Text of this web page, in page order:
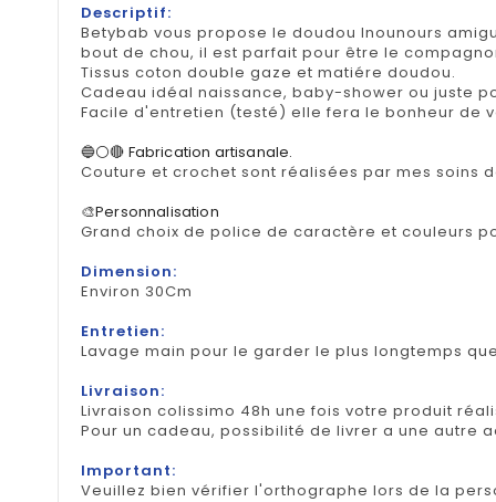
Descriptif:
Betybab vous propose le doudou lnounours
bout de chou, il est parfait pour être le
Tissus coton double gaze et matiére doudou.
Cadeau idéal naissance, baby-shower ou juste
Facile d'entretien (testé) elle fera le bonheur de
🔵⚪🔴 Fabrication artisanale.
Couture et crochet sont réalisées par mes soins
🎨Personnalisation
Grand choix de police de caractère et couleurs
Dimension:
Environ 30Cm
Entretien:
Lavage main pour le garder le plus longtemps
Livraison:
Livraison colissimo 48h une fois votre produit
Pour un cadeau, possibilité de livrer a une autre
Important:
Veuillez bien vérifier l'orthographe lors de la